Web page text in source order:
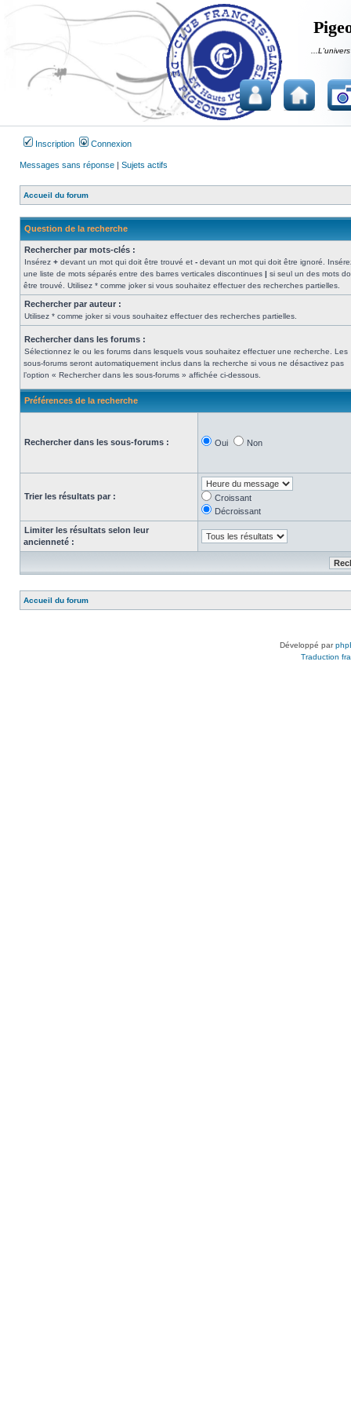
Inscription Connexion
Messages sans réponse | Sujets actifs
Accueil du forum
Question de la recherche
Rechercher par mots-clés :
Insérez + devant un mot qui doit être trouvé et - devant un mot qui doit être ignoré.
une liste de mots séparés entre des barres verticales discontinues | si seul un des mots
être trouvé. Utilisez * comme joker si vous souhaitez effectuer des recherches partielles.
Rechercher par auteur :
Utilisez * comme joker si vous souhaitez effectuer des recherches partielles.
Rechercher dans les forums :
Sélectionnez le ou les forums dans lesquels vous souhaitez effectuer une recherche. Les
sous-forums seront automatiquement inclus dans la recherche si vous ne désactivez pas
l’option « Rechercher dans les sous-forums » affichée ci-dessous.
Préférences de la recherche
Rechercher dans les sous-forums : Oui Non
Trier les résultats par :
Croissant
Décroissant
Limiter les résultats selon leur
ancienneté :
Accueil du forum
Développé par
Traduction